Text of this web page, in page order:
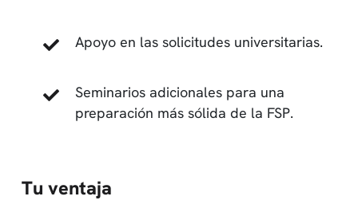
Apoyo en las solicitudes universitarias.
Seminarios adicionales para una
preparación más sólida de la FSP.
Tu ventaja